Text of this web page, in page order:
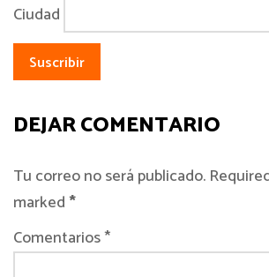
Ciudad
DEJAR COMENTARIO
Tu correo no será publicado.
marked*
Comentarios *